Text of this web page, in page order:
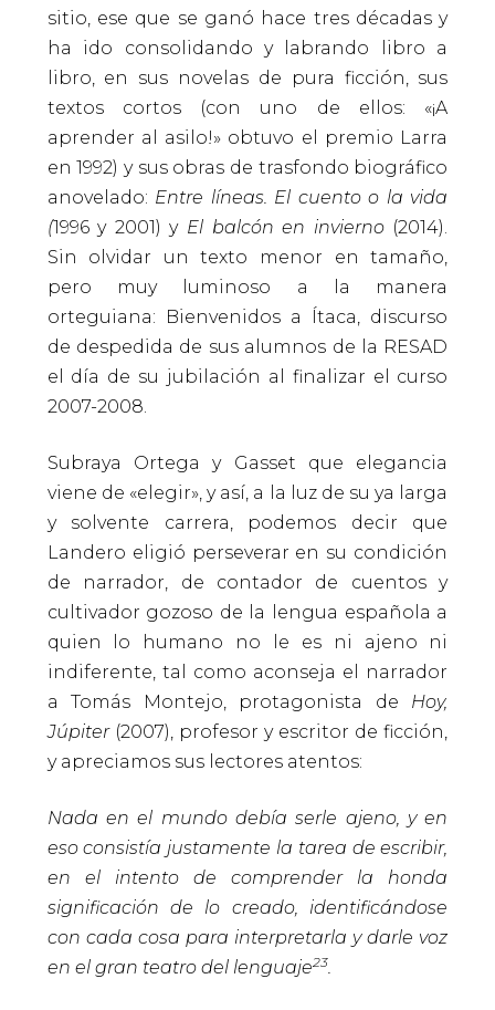
sitio, ese que se ganó hace tres décadas y
ha ido consolidando y labrando libro a
libro, en sus novelas de pura ficción, sus
textos cortos (con uno de ellos: «¡A
aprender al asilo!» obtuvo el premio Larra
en 1992) y sus obras de trasfondo biográfico
anovelado: Entre líneas. El cuento o la vida
(1996 y 2001) yEl balcón en invierno(2014).
Sin olvidar un texto menor en tamaño,
pero muy luminoso a la manera
orteguiana: Bienvenidos a Ítaca, discurso
de despedida de sus alumnos de la RESAD
el día de su jubilación al finalizar el curso
2007-2008.
Subraya Ortega y Gasset que elegancia
viene de «elegir», y así, a la luz de su ya larga
y solvente carrera, podemos decir que
Landero eligió perseverar en su condición
de narrador, de contador de cuentos y
cultivador gozoso de la lengua española a
quien lo humano no le es ni ajeno ni
indiferente, tal como aconseja el narrador
a Tomás Montejo, protagonista de Hoy,
Júpiter(2007), profesor y escritor de ficción,
y apreciamos sus lectores atentos:
Nada en el mundo debía serle ajeno, y en
eso consistía justamente la tarea de escribir,
en el intento de comprender la honda
significación de lo creado, identificándose
con cada cosa para interpretarla y darle voz
en el gran teatro del lenguaje23